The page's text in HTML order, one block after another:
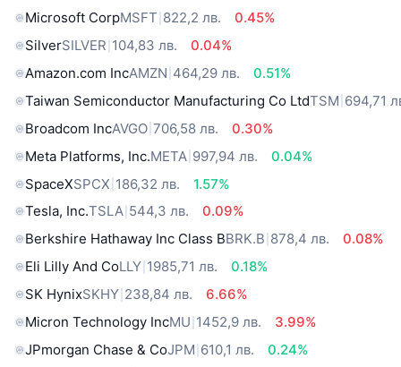
Microsoft CorpMSFT 822,2 лв.
0.45%
SilverSILVER 104,83 лв.
0.04%
Amazon.com IncAMZN 464,29 лв.
0.51%
Taiwan Semiconductor Manufacturing Co LtdTSM 694,71
Broadcom IncAVGO 706,58 лв.
0.30%
Meta Platforms, Inc.META 997,94 лв.
0.04%
SpaceXSPCX 186,32 лв.
1.57%
Tesla, Inc.TSLA 544,3 лв.
0.09%
Berkshire Hathaway Inc Class BBRK.B 878,4 лв.
0.08%
Eli Lilly And CoLLY 1985,71 лв.
0.18%
SK HynixSKHY 238,84 лв.
6.66%
Micron Technology IncMU 1452,9 лв.
3.99%
JPmorgan Chase & CoJPM 610,1 лв.
0.24%